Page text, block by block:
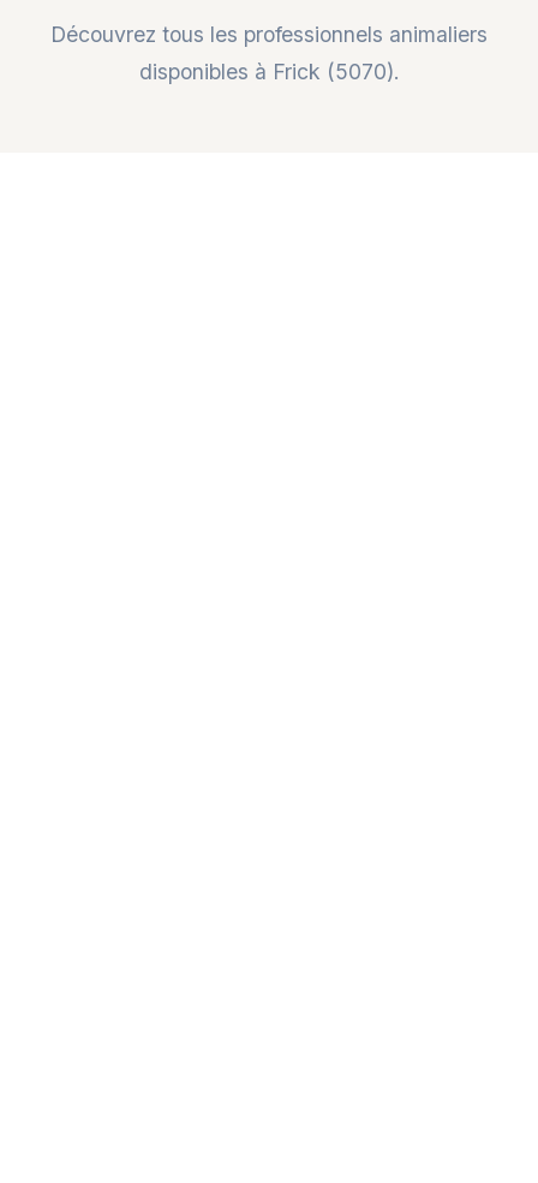
Découvrez tous les professionnels animaliers
disponibles à Frick (5070).